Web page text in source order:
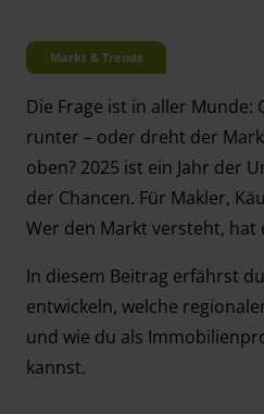
Markt & Trends
Die Frage ist in aller Munde:
runter – oder dreht der
oben? 2025 ist ein Jahr der
der Chancen. Für Makler,
Wer den Markt versteht, hat
In diesem Beitrag erfährst
entwickeln, welche
und wie du als
kannst.